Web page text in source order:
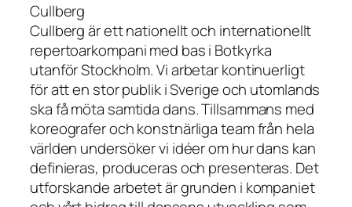
Cullberg
Cullberg är ett nationellt och internationellt
repertoarkompani med bas i Botkyrka
utanför Stockholm. Vi arbetar kontinuerligt
för att en stor publik i Sverige och utomlands
ska få möta samtida dans. Tillsammans med
koreografer och konstnärliga team från hela
världen undersöker vi idéer om hur dans kan
definieras, produceras och presenteras. Det
utforskande arbetet är grunden i kompaniet